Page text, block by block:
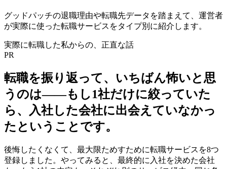
グッドパッチの退職理由や転職先データを踏まえて、運営者
が実際に使った転職サービスをタイプ別に紹介します。
実際に転職した私からの、正直な話
PR
転職を振り返って、いちばん怖いと思
うのは——もし1社だけに絞っていた
ら、入社した会社に出会えていなかっ
た ということです。
後悔したくなくて、最大限ためすために転職サービスを8つ
登録しました。やってみると、最終的に入社を決めた会社